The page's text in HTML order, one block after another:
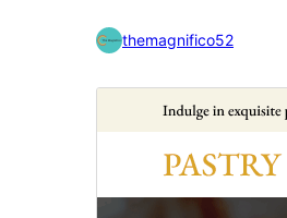
themagnifico52